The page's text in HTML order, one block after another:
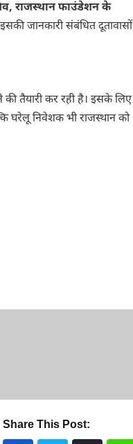
राजस्थान फाउंडेशन के
जानकारी संबंधित दूतावासों
तैयारी कर रही है। इसके लिए
घरेलू निवेशक भी राजस्थान को
Share This Post: